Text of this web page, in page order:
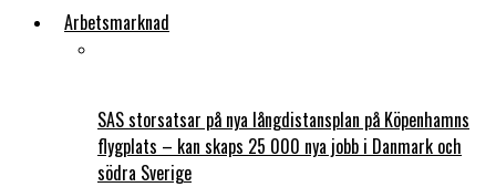
Arbetsmarknad
SAS storsatsar på nya långdistansplan på Köpenhamns
flygplats – kan skaps 25 000 nya jobb i Danmark och
södra Sverige